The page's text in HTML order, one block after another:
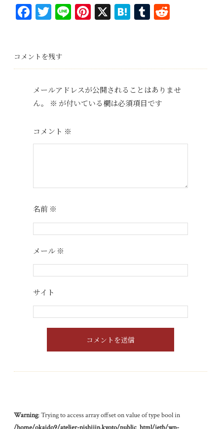
Fa
ok
T
er
Li Pi
t
X H T
r
コメントを残す
メールアドレスが公開されることはありませ
ん。
※ が付いている欄は必須項目です
コメント ※
名前 ※
メール ※
サイト
Warning: Trying to access array offset on value of type bool in